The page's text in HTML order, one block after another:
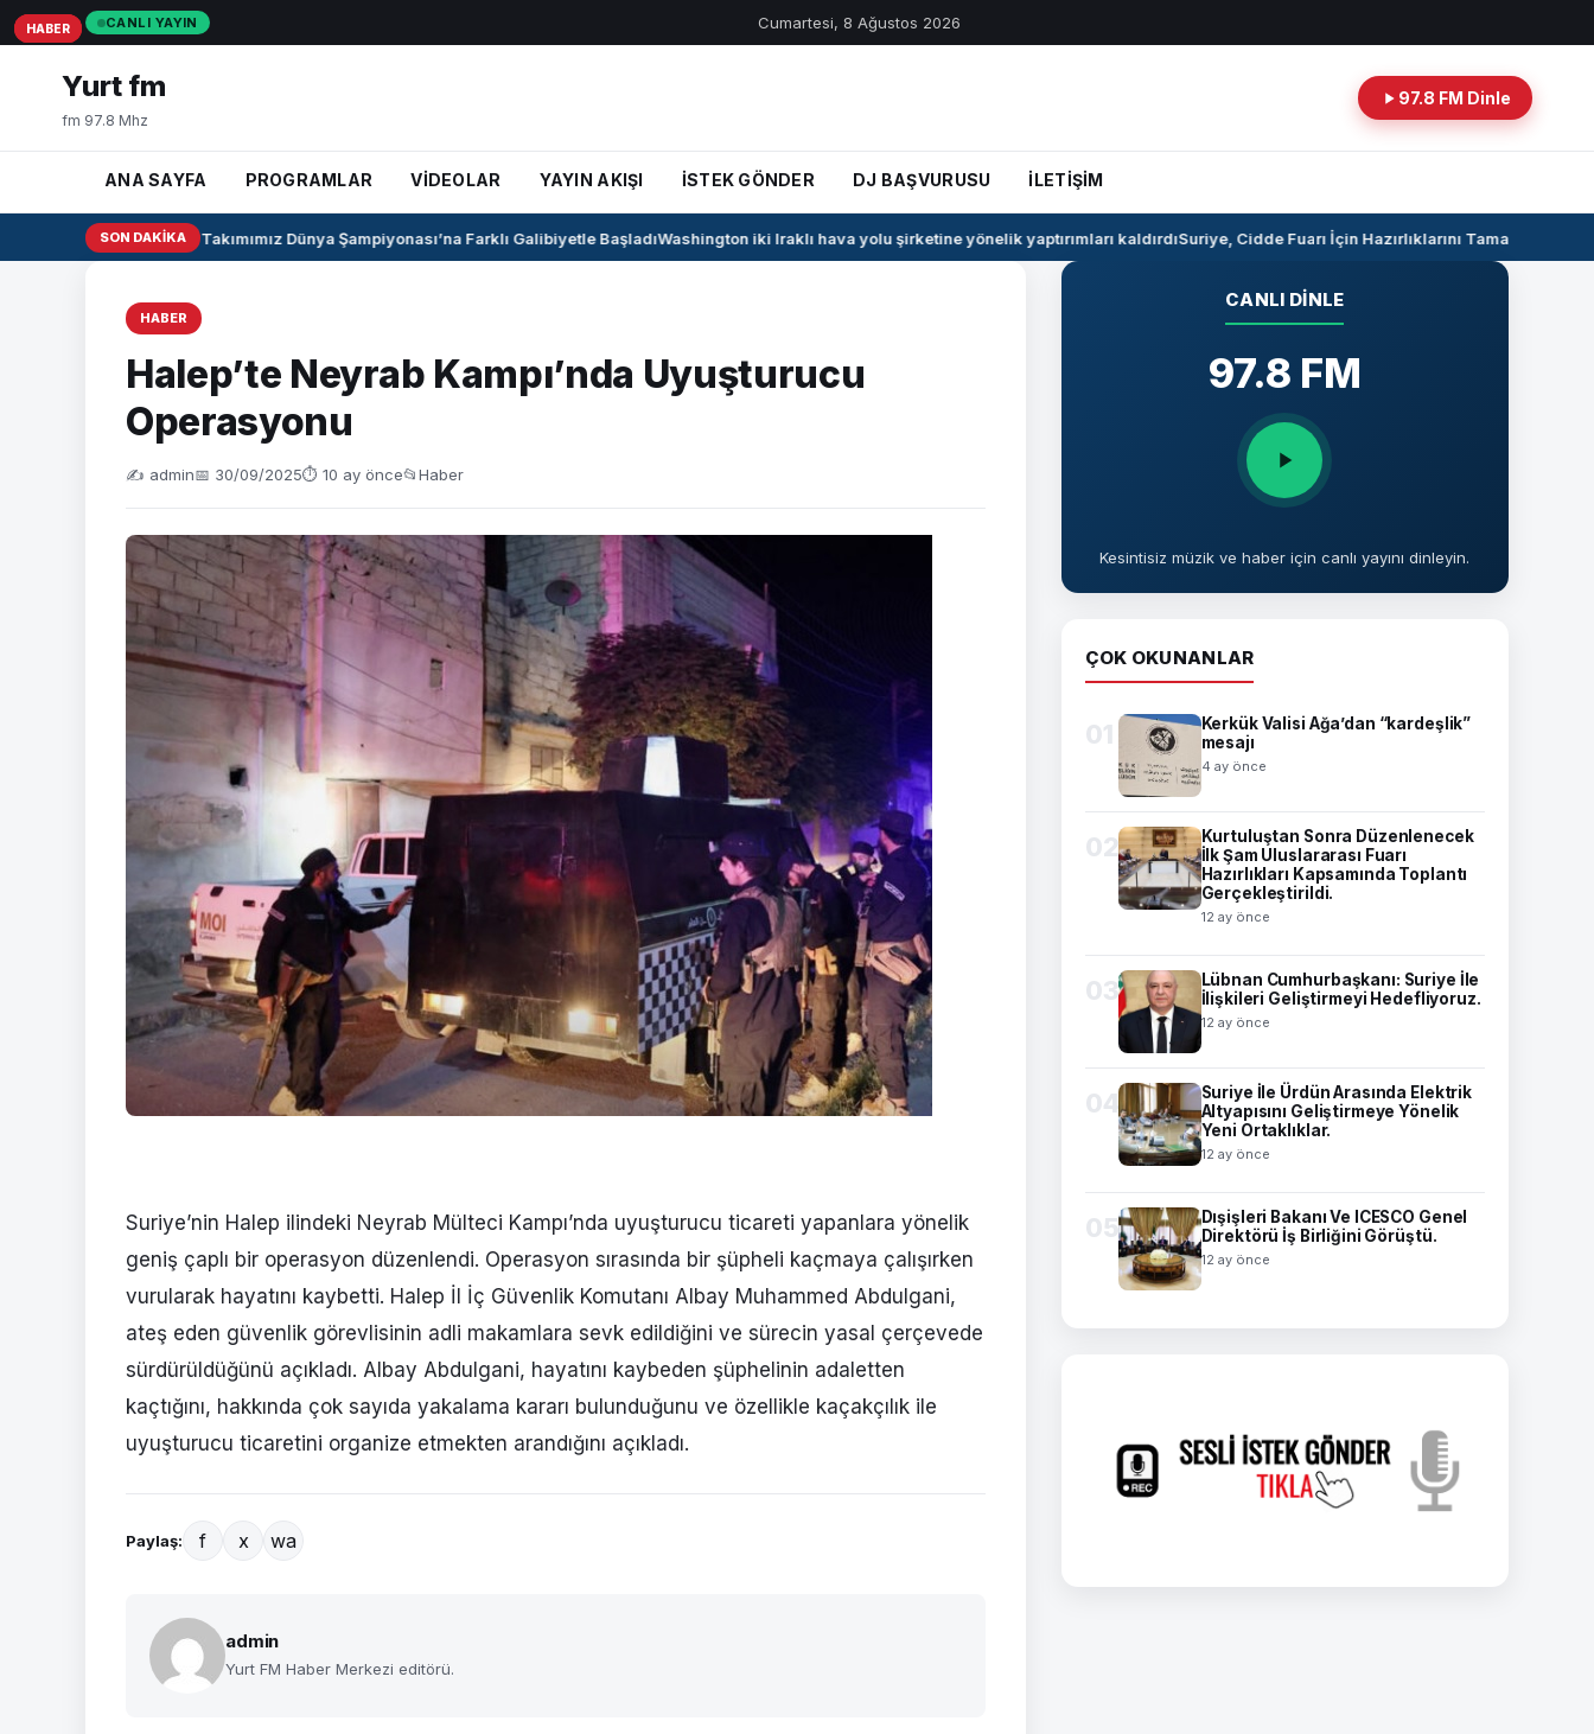
CANLI YAYIN Cumartesi, 8 Ağustos 2026
Yurt fm
fm 97.8 Mhz
97.8 FM Dinle
ANA SAYFA PROGRAMLAR VİDEOLAR YAYIN AKIŞI İSTEK GÖNDER DJ BAŞVURUSU İLETİŞİM
SON DAKIKA
U17 Kız Milli Takımımız Dünya Şampiyonası’na Farklı Galibiyetle BaşladıWashington iki Iraklı hava yolu şirketine yönelik yaptırımları kaldırdıSuriye, Cidde Fuarı İçin Hazırlıklarını Tamamlıyor
HABER
Halep’te Neyrab Kampı’nda Uyuşturucu
Operasyonu
✍️ admin📅 30/09/2025⏱ 10 ay önce📂Haber
Suriye’nin Halep ilindeki Neyrab Mülteci Kampı’nda uyuşturucu ticareti yapanlara yönelik
geniş çaplı bir operasyon düzenlendi. Operasyon sırasında bir şüpheli kaçmaya çalışırken
vurularak hayatını kaybetti. Halep İl İç Güvenlik Komutanı Albay Muhammed Abdulgani,
ateş eden güvenlik görevlisinin adli makamlara sevk edildiğini ve sürecin yasal çerçevede
sürdürüldüğünü açıkladı. Albay Abdulgani, hayatını kaybeden şüphelinin adaletten
kaçtığını, hakkında çok sayıda yakalama kararı bulunduğunu ve özellikle kaçakçılık ile
uyuşturucu ticaretini organize etmekten arandığını açıkladı.
Paylaş: f x wa
admin
Yurt FM Haber Merkezi editörü.
HABER
HABER
HABER
CANLI DINLE
97.8 FM
Kesintisiz müzik ve haber için canlı yayını dinleyin.
ÇOK OKUNANLAR
01
Kerkük Valisi Ağa’dan “kardeşlik”
mesajı
4 ay önce
02
Kurtuluştan Sonra Düzenlenecek
İlk Şam Uluslararası Fuarı
Hazırlıkları Kapsamında Toplantı
Gerçekleştirildi.
12 ay önce
03
Lübnan Cumhurbaşkanı: Suriye İle
İlişkileri Geliştirmeyi Hedefliyoruz.
12 ay önce
04
Suriye İle Ürdün Arasında Elektrik
Altyapısını Geliştirmeye Yönelik
Yeni Ortaklıklar.
12 ay önce
05
Dışişleri Bakanı Ve ICESCO Genel
Direktörü İş Birliğini Görüştü.
12 ay önce